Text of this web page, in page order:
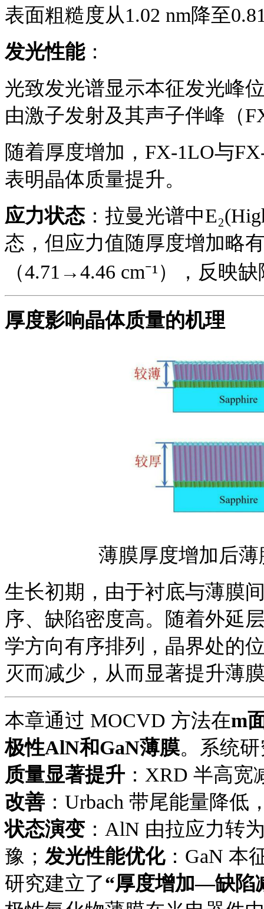
表面粗糙度从1.02 nm降至
发光性能：
光致发光谱显示本征发光峰
由激子发射及其声子伴峰（
随着厚度增加， FX-1LO与
表明晶体质量提升。
应力状态 ：拉曼光谱中
态，但应力值随厚度增加略
（4.71→4.46 cm⁻¹），反映
厚度影响晶体质量的机理
薄膜厚度增加后
生长初期，由于衬底与薄膜
序、缺陷密度高。随着外延
学方向有序排列，晶界处的
灭而减少，从而显著提升薄
本章通过 MOCVD 方法在m
极性AlN和GaN薄膜。系统
质量显著提升 ： XRD 半高宽
改善 ： Urbach 带尾能量降低
状态演变 ： AlN 由拉应力转
豫； 发光性能优化： GaN 本
研究建立了“厚度增加—缺陷